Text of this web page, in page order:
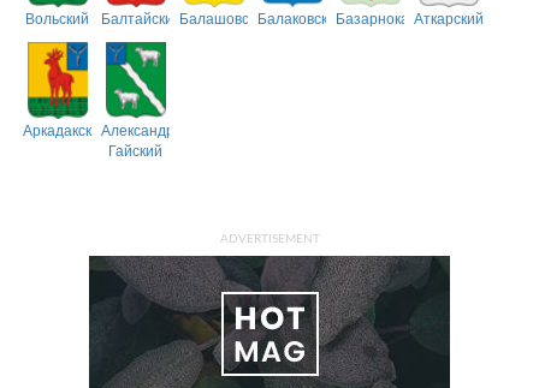
Вольский БалтайскийБалашовскийБалаковскийБазарнокарабулакский
Аткарский
АркадакскийАлександрово-
Гайский
ADVERTISEMENT